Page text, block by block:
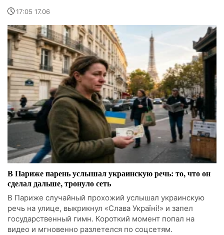
17:05 17.06
В Париже парень услышал украинскую речь: то, что он
сделал дальше, тронуло сеть
В Париже случайный прохожий услышал украинскую
речь на улице, выкрикнул «Слава Україні!» и запел
государственный гимн. Короткий момент попал на
видео и мгновенно разлетелся по соцсетям.